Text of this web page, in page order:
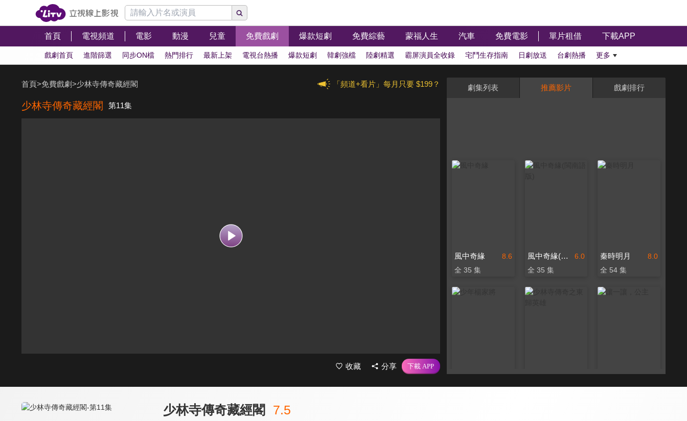
首頁 電視頻道 電影 動漫 兒童 免費戲劇 爆款短劇 免費綜藝 蒙福人生 汽車 免費電影 單片租借 下載APP
戲劇首頁 進階篩選 同步ON檔 熱門排行 最新上架 電視台熱播 爆款短劇 韓劇強檔 陸劇精選 霸屏演員全收錄 宅鬥生存指南 日劇放送 台劇熱播 更多
「頻道+看片」每月只要 $199？
首頁>免費戲劇>少林寺傳奇藏經閣
少林寺傳奇藏經閣 第11集
收藏 分享
劇集列表 推薦影片 戲劇排行
8.6
風中奇緣
全 35 集
6.0
風中奇緣(閩南語版)
全 35 集
8.0
秦時明月
全 54 集
少林寺傳奇藏經閣 7.5